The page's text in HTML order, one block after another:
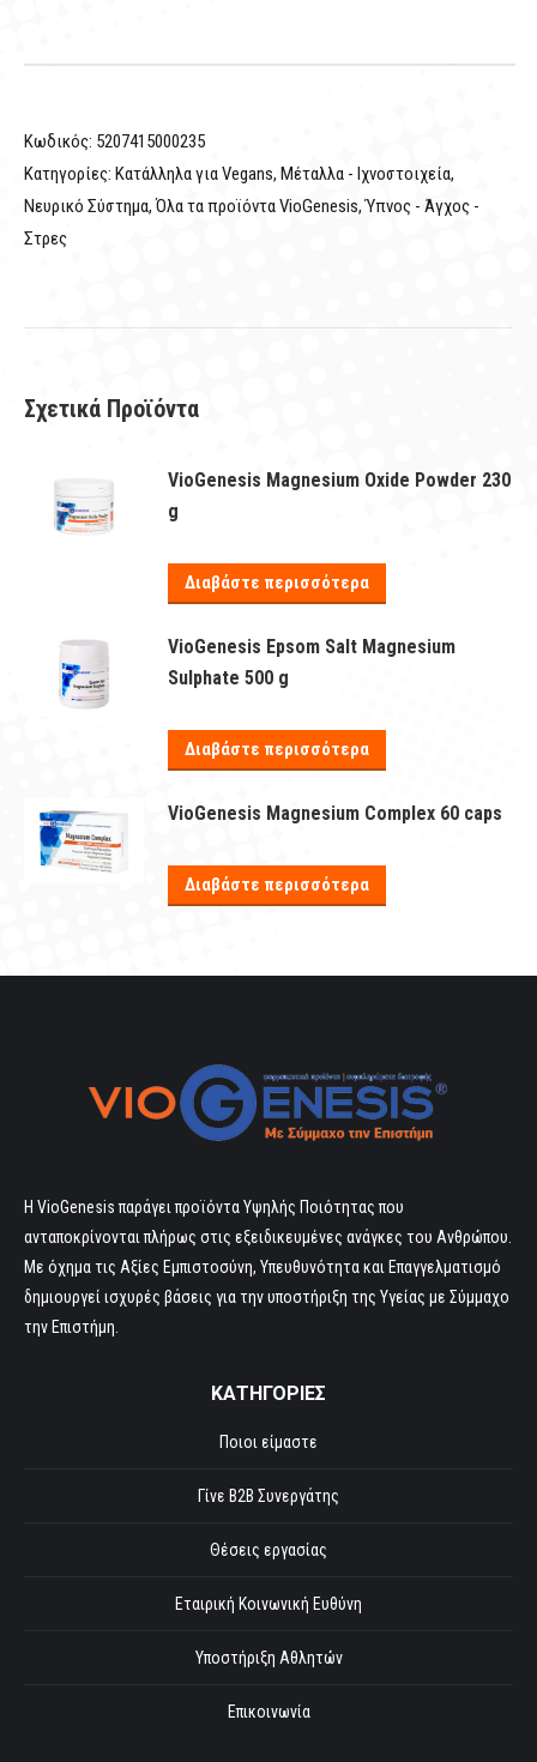
Κωδικός: 5207415000235
Κατηγορίες: Κατάλληλα για Vegans, Μέταλλα - Ιχνοστοιχεία,
Νευρικό Σύστημα,Όλα τα προϊόντα VioGenesis,Ύπνος - Άγχος -
Στρες
Σχετικά Προϊόντα
VioGenesis Magnesium Oxide Powder 230
g
Διαβάστε περισσότερα
VioGenesis Epsom Salt Magnesium
Sulphate 500 g
Διαβάστε περισσότερα
VioGenesis Magnesium Complex 60 caps
Διαβάστε περισσότερα
Η VioGenesis παράγει προϊόντα Υψηλής Ποιότητας που
ανταποκρίνονται πλήρως στις εξειδικευμένες ανάγκες του Ανθρώπου.
Με όχημα τις Αξίες Εμπιστοσύνη, Υπευθυνότητα και Επαγγελματισμό
δημιουργεί ισχυρές βάσεις για την υποστήριξη της Υγείας με Σύμμαχο
την Επιστήμη.
ΚΑΤΗΓΟΡΙΕΣ
Ποιοι είμαστε
Γίνε B2B Συνεργάτης
Θέσεις εργασίας
Εταιρική Κοινωνική Ευθύνη
Υποστήριξη Αθλητών
Επικοινωνία